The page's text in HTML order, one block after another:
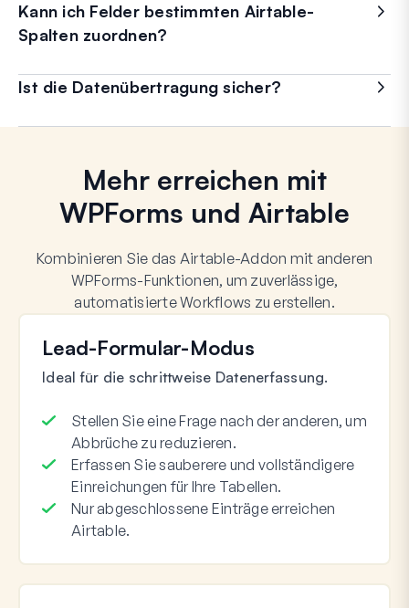
Kann ich Felder bestimmten Airtable-
Spalten zuordnen?
Ist die Datenübertragung sicher?
Mehr erreichen mit
WPForms und Airtable
Kombinieren Sie das Airtable-Addon mit anderen
WPForms-Funktionen, um zuverlässige,
automatisierte Workflows zu erstellen.
Lead-Formular-Modus
Ideal für die schrittweise Datenerfassung.
Stellen Sie eine Frage nach der anderen, um
Abbrüche zu reduzieren.
Erfassen Sie sauberere und vollständigere
Einreichungen für Ihre Tabellen.
Nur abgeschlossene Einträge erreichen
Airtable.